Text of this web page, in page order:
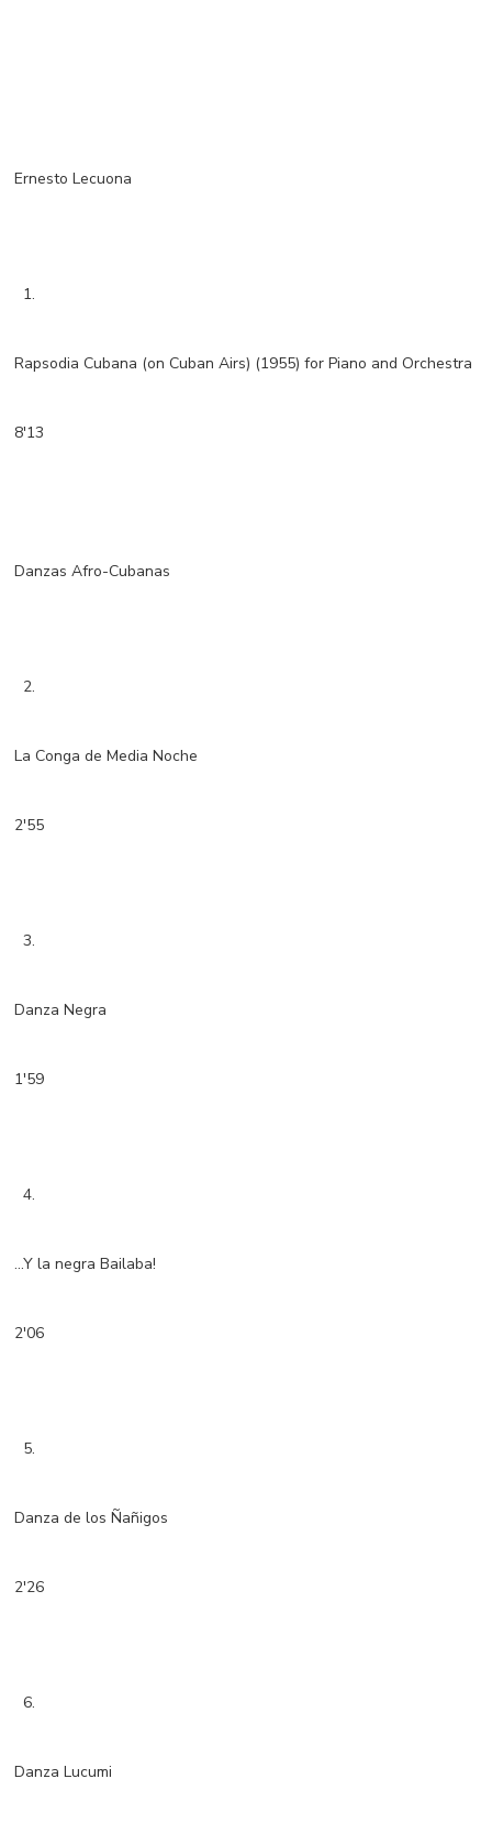
Ernesto Lecuona
1.
Rapsodia Cubana (on Cuban Airs) (1955) for Piano and Orchestra
8'13
Danzas Afro-Cubanas
2.
La Conga de Media Noche
2'55
3.
Danza Negra
1'59
4.
...Y la negra Bailaba!
2'06
5.
Danza de los Ñañigos
2'26
6.
Danza Lucumi